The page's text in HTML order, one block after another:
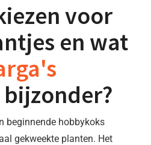
voor
en wat
bijzonder?
beginnende hobbykoks
gekweekte planten. Het